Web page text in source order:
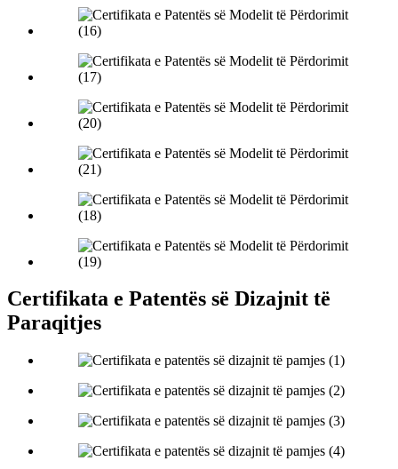
Certifikata e Patentës së Dizajnit të
Paraqitjes